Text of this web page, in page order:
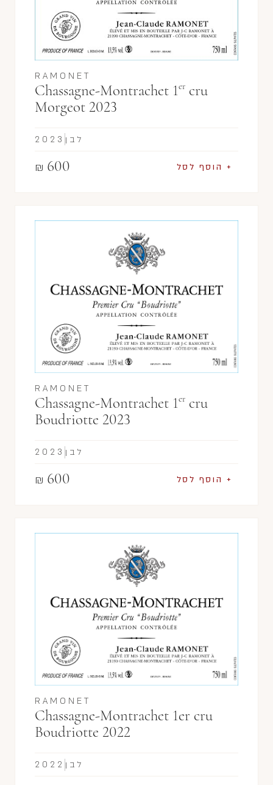
RAMONET
Chassagne-Montrachet 1er cru
Morgeot 2023
₪ 600 + הוסף לסל
2023 לבן
RAMONET
Chassagne-Montrachet 1er cru
Boudriotte 2023
₪ 600 + הוסף לסל
2023 לבן
RAMONET
Chassagne-Montrachet 1er cru
Boudriotte 2022
2022 לבן